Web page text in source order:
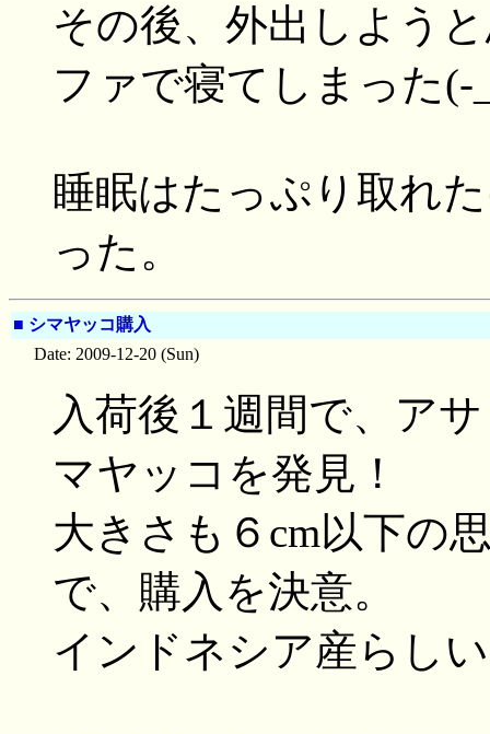
その後、外出しよう
ファで寝てしまった(-
睡眠はたっぷり取れ
った。
■ シマヤッコ購入
Date: 2009-12-20 (Sun)
入荷後１週間で、ア
マヤッコを発見！
大きさも６cm以下の
で、購入を決意。
インドネシア産らし